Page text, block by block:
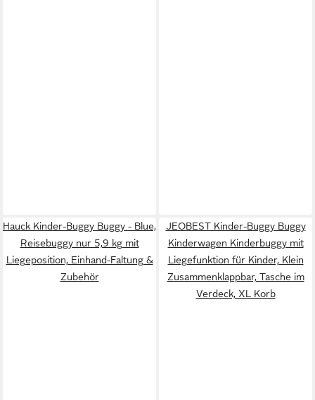
Hauck Kinder-Buggy Buggy - Blue,
Reisebuggy nur 5,9 kg mit
Liegeposition, Einhand-Faltung &
Zubehör
JEOBEST Kinder-Buggy Buggy
Kinderwagen Kinderbuggy mit
Liegefunktion für Kinder, Klein
Zusammenklappbar, Tasche im
Verdeck, XL Korb